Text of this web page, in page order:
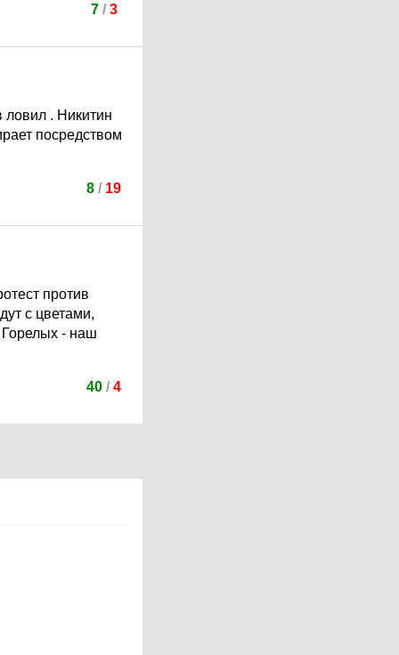
7/ 3
ловил . Никитин
посредством
8 / 19
против
с цветами,
Горелых - наш
40 / 4